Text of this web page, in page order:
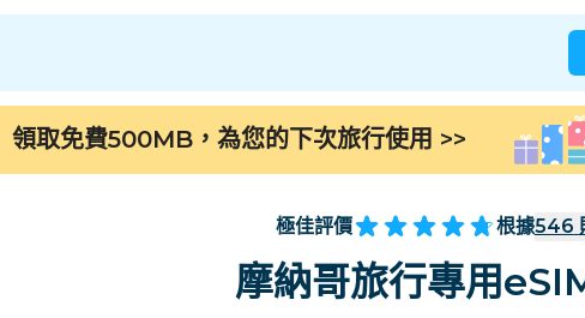
J - O P - S
阿爾及利亞 安道爾 安圭拉
波斯尼亚和黑塞哥维那 巴西
J - O P - S
中國 歐洲
領取免費500MB，為您的下次旅行使用 >>
極佳評價 根據546
摩納哥旅行專用